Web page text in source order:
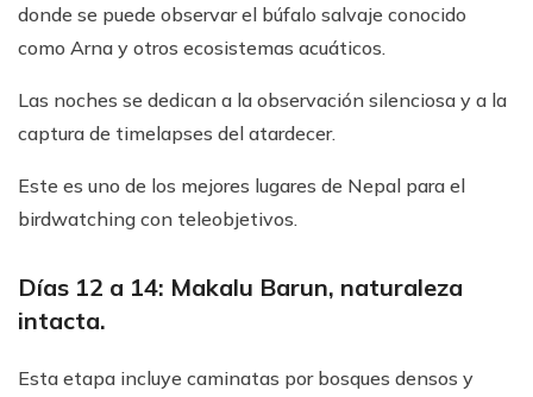
donde se puede observar el búfalo salvaje conocido
como Arna y otros ecosistemas acuáticos.
Las noches se dedican a la observación silenciosa y a la
captura de timelapses del atardecer.
Este es uno de los mejores lugares de Nepal para el
birdwatching con teleobjetivos.
Días 12 a 14: Makalu Barun, naturaleza
intacta.
Esta etapa incluye caminatas por bosques densos y